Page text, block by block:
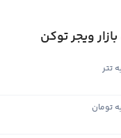
ویجر توکن
تتر
تومان